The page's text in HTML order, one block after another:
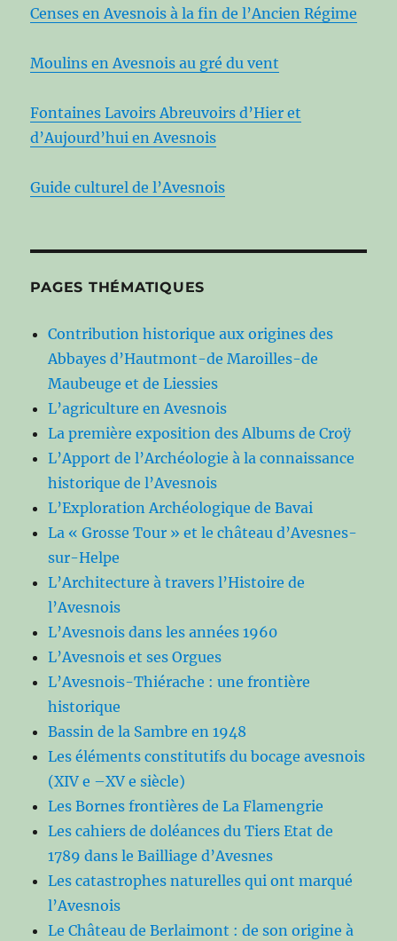
Censes en Avesnois à la fin de l’Ancien Régime
Moulins en Avesnois au gré du vent
Fontaines Lavoirs Abreuvoirs d’Hier et
d’Aujourd’hui en Avesnois
Guide culturel de l’Avesnois
PAGES THÉMATIQUES
Contribution historique aux origines des
Abbayes d’Hautmont-de Maroilles-de
Maubeuge et de Liessies
L’agriculture en Avesnois
La première exposition des Albums de Croÿ
L’Apport de l’Archéologie à la connaissance
historique de l’Avesnois
L’Exploration Archéologique de Bavai
La « Grosse Tour » et le château d’Avesnes-
sur-Helpe
L’Architecture à travers l’Histoire de
l’Avesnois
L’Avesnois dans les années 1960
L’Avesnois et ses Orgues
L’Avesnois-Thiérache : une frontière
historique
Bassin de la Sambre en 1948
Les éléments constitutifs du bocage avesnois
(XIV e –XV e siècle)
Les Bornes frontières de La Flamengrie
Les cahiers de doléances du Tiers Etat de
1789 dans le Bailliage d’Avesnes
Les catastrophes naturelles qui ont marqué
l’Avesnois
Le Château de Berlaimont : de son origine à